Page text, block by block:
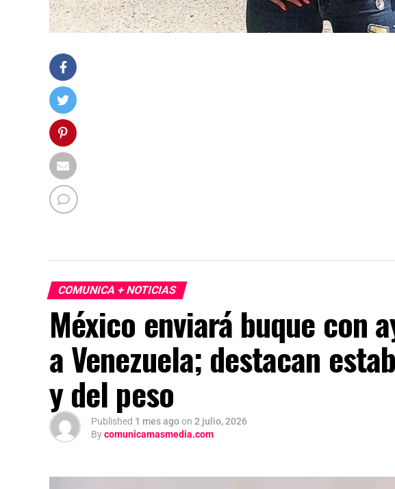
COMUNICA + NOTICIAS
México enviará buque con
a Venezuela; destacan
y del peso
Published 1 mes agoon 2 julio, 2026
Bycomunicamasmedia.com